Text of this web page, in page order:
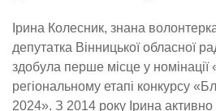
Ірина Колесник, знана
депутатка Вінницької обласної
здобула перше місце у
регіональному етапі конкурсу
2024». З 2014 року Ірина